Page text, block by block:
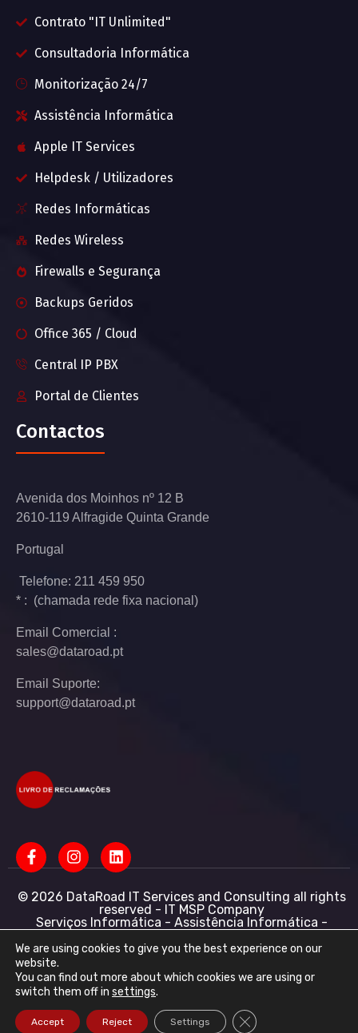
Contrato "IT Unlimited"
Consultadoria Informática
Monitorização 24/7
Assistência Informática
Apple IT Services
Helpdesk / Utilizadores
Redes Informáticas
Redes Wireless
Firewalls e Segurança
Backups Geridos
Office 365 / Cloud
Central IP PBX
Portal de Clientes
Contactos
Avenida dos Moinhos nº 12 B
2610-119 Alfragide Quinta Grande
Portugal
Telefone: 211 459 950
* : (chamada rede fixa nacional)
Email Comercial :
sales@dataroad.pt
Email Suporte:
support@dataroad.pt
© 2026 DataRoad IT Services and Consulting all rights
reserved - IT MSP Company
Serviços Informática - Assistência Informática -
Redes Informática Empresas - Suporte Informático
Empresarial
DataRoad IT Services and Consulting LDA NIF:
513368078 - CAE: 62201-R4 - Capital Social :
50.001,00 € - Conservatória do registo comercial
R.N.P.C
We are using cookies to give you the best experience on our
website.
You can find out more about which cookies we are using or
switch them off in settings.
Accept Reject Settings Close GDPR Cookie